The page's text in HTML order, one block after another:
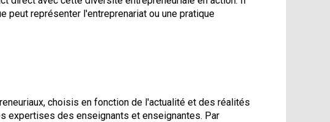
représenter l'entreprenariat ou une pratique
choisis en fonction de l'actualité et des réalités
expertises des enseignants et enseignantes. Par